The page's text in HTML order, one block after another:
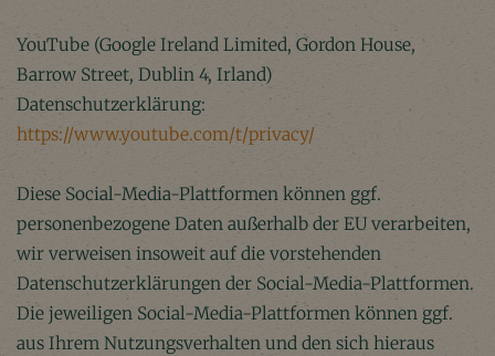
YouTube (Google Ireland Limited, Gordon House,
Barrow Street, Dublin 4, Irland)
Datenschutzerklärung:
https://www.youtube.com/t/privacy/
Diese Social-Media-Plattformen können ggf.
personenbezogene Daten außerhalb der EU verarbeiten,
wir verweisen insoweit auf die vorstehenden
Datenschutzerklärungen der Social-Media-Plattformen.
Die jeweiligen Social-Media-Plattformen können ggf.
aus Ihrem Nutzungsverhalten und den sich hieraus